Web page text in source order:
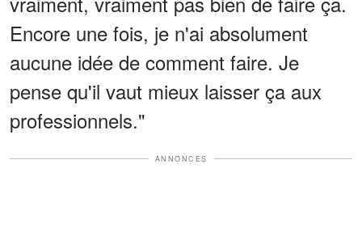
Encore une fois, je n'ai absolument
aucune idée de comment faire. Je
pense qu'il vaut mieux laisser ça aux
professionnels."
ANNONCES